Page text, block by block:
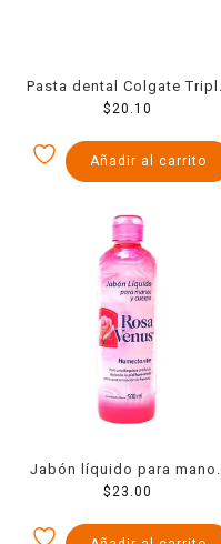
Pasta dental Colgate Triple
Acción xtra blancura 50 ml
$ 20.10
Añadir al carrito
Jabón líquido para manos
Rosa Venus 500 ml
$ 23.00